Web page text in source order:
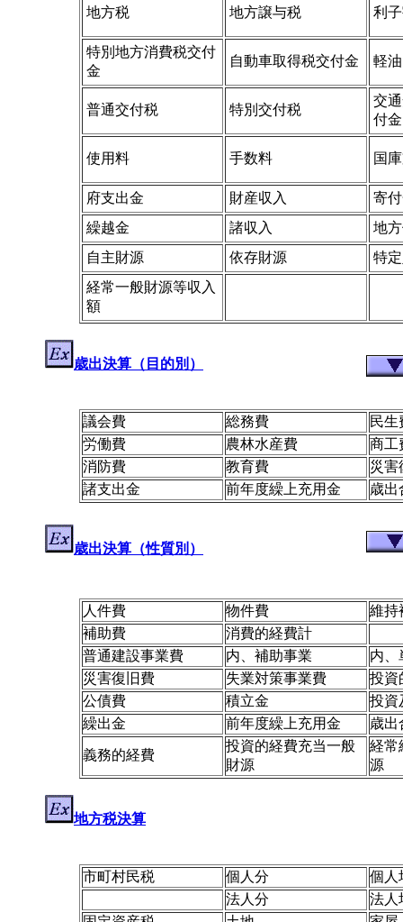
地方税 地方譲与税 利
特別地方消費税交付
金
自動車取得税交付金 軽
普通交付税 特別交付税
交
付金
使用料 手数料 国
府支出金 財産収入
寄
繰越金
諸収入
地
自主財源
依存財源
特
経常一般財源等収入
額
歳出決算（目的別）
議会費 総務費
民生
労働費
農林水産費
商工
消防費
教育費
災害
諸支出金
前年度繰上充用金 歳出
歳出決算（性質別）
人件費 物件費
維持
補助費
消費的経費計
普通建設事業費
内、補助事業
内、
災害復旧費
失業対策事業費
投資
公債費
積立金
投資
繰出金
前年度繰上充用金 歳出
義務的経費
投資的経費充当一般
財源
経常
源
地方税決算
市町村民税 個人分
個人
法人分
法人